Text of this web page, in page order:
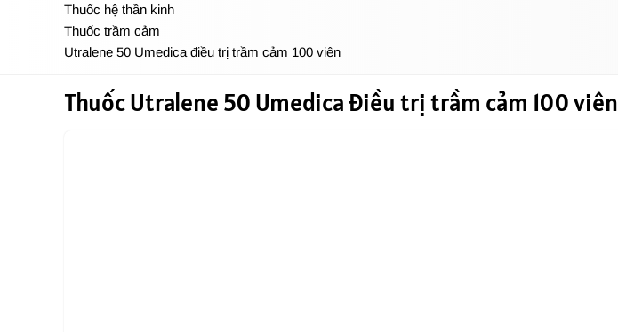
Thuốc hệ thần kinh
Thuốc trầm cảm
Utralene 50 Umedica điều trị trầm cảm 100 viên
Thuốc Utralene 50 Umedica điều trị trầm cảm 100 viên